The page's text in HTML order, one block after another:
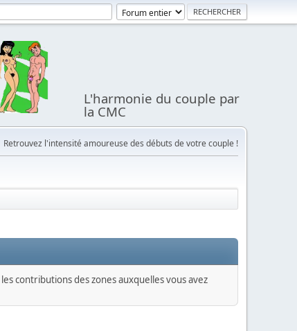
L'harmonie du couple par
la CMC
Retrouvez l'intensité amoureuse des débuts de votre couple !
contributions des zones auxquelles vous avez